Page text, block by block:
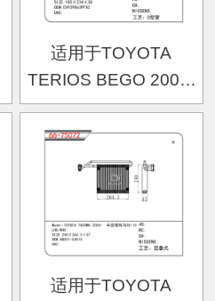
适用于TOYOTA
TERIOS BEGO 2008-
2013
适用于TOYOTA